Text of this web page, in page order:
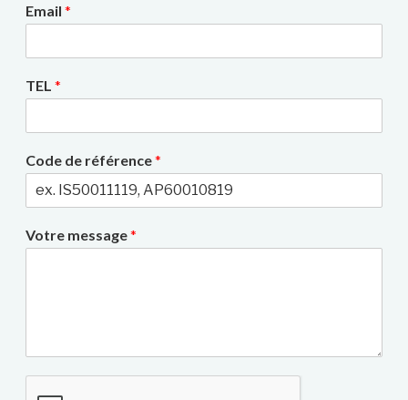
Email *
TEL *
Code de référence*
Votre message*